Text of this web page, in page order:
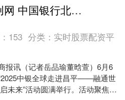
天创网 中国银行北京市分行：全力支持昌平打造新质生产力发展高地
153 分类： 实时股票配资平
报讯（记者岳品瑜董晗萱）6月6
中银全球走进昌平——融通世
未来”活动圆满举行。活动聚焦政